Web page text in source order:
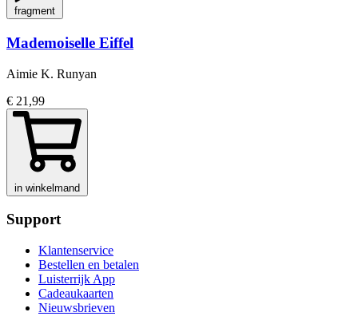
fragment
Mademoiselle Eiffel
Aimie K. Runyan
€ 21,99
in winkelmand
Support
Klantenservice
Bestellen en betalen
Luisterrijk App
Cadeaukaarten
Nieuwsbrieven